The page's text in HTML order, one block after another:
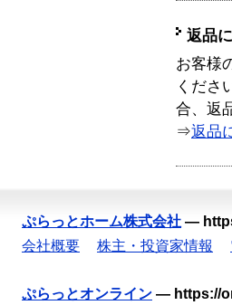
返品
お客様
くださ
合、返
⇒返品
ぷらっとホーム株式会社 —
会社概要
株主・投資家情報
ぷらっとオンライン — https://